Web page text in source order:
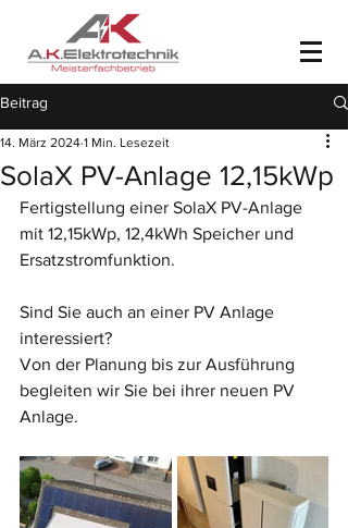
Beitrag
SolaX PV-Anlage 12,15kWp
14. März 2024 1 Min. Lesezeit
Fertigstellung einer SolaX PV-Anlage
mit 12,15kWp, 12,4kWh Speicher und
Ersatzstromfunktion.
Sind Sie auch an einer PV Anlage
interessiert?
Von der Planung bis zur Ausführung
begleiten wir Sie bei ihrer neuen PV
Anlage.